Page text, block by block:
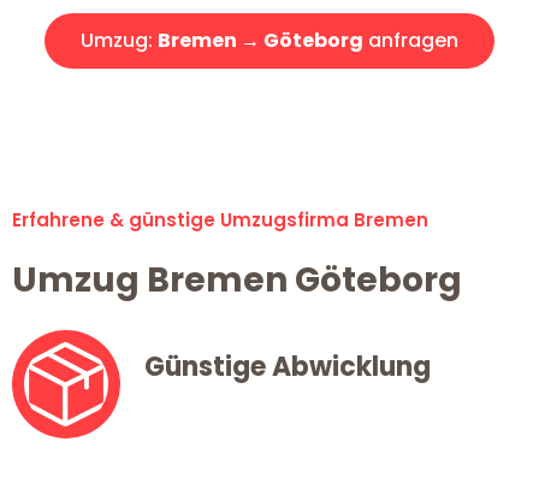
Umzug: Bremen → Göteborg anfragen
Erfahrene & günstige Umzugsfirma Bremen
Umzug Bremen Göteborg
Günstige Abwicklung